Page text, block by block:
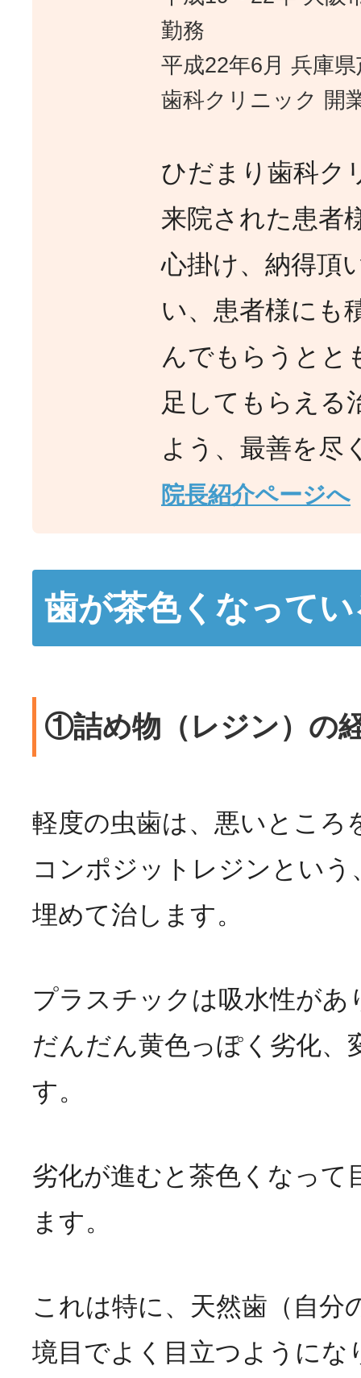
勤務
平成22年6月 兵庫
歯科クリニック 開
ひだまり歯科ク
来院された患者
心掛け、納得頂
い、患者様にも
んでもらうとと
足してもらえる
よう、最善を尽
院長紹介ページへ
歯が茶色くなって
①詰め物（レジン）の
軽度の虫歯は、悪いところ
コンポジットレジンとい
埋めて治します。
プラスチックは吸水性があ
だんだん黄色っぽく劣化、
す。
劣化が進むと茶色くなって
ます。
これは特に、天然歯（自分
境目でよく目立つようにな